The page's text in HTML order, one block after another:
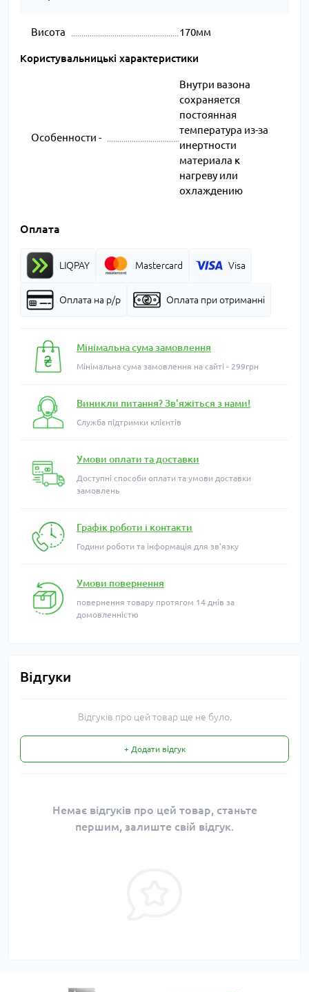
Висота 170мм
Користувальницькі характеристики
Особенности -
Внутри вазона
сохраняется
постоянная
температура из-за
инертности
материала к
нагреву или
охлаждению
Оплата
LIQPAY Mastercard Visa
Оплата на р/р Оплата при отриманні
Мінімальна сума замовлення
Мінімальна сума замовлення на сайті - 299грн
Виникли питання? Зв'яжіться з нами!
Служба підтримки клієнтів
Умови оплати та доставки
Доступні способи оплати та умови доставки
замовлень
Графік роботи і контакти
Години роботи та інформація для зв'язку
Умови повернення
повернення товару протягом 14 днів за
домовленністю
Відгуки
Відгуків про цей товар ще не було.
+ Додати відгук
Немає відгуків про цей товар, станьте
першим, залиште свій відгук.